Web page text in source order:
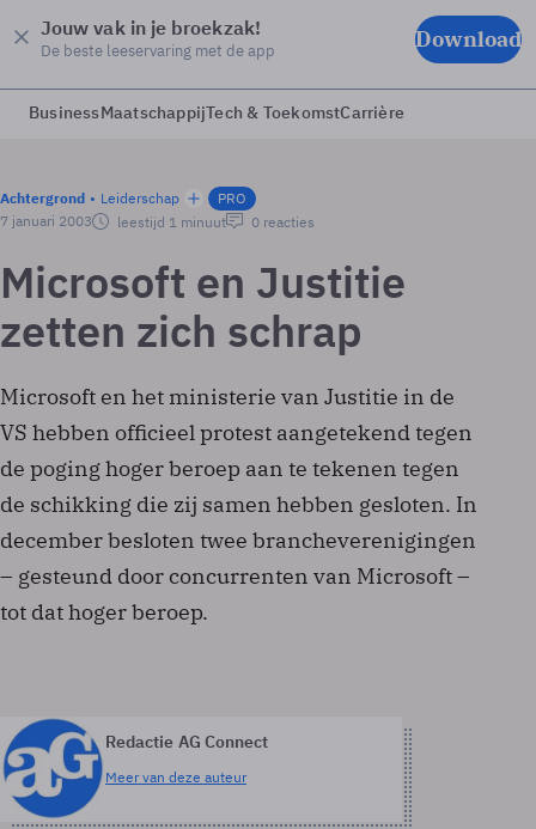
Jouw vak in je broekzak!
De beste leeservaring met de app Download
BusinessMaatschappijTech & ToekomstCarrière
Achtergrond Leiderschap
PRO
7 januari 2003
leestijd 1 minuut 0 reacties
Microsoft en Justitie
zetten zich schrap
Microsoft en het ministerie van Justitie in de
VS hebben officieel protest aangetekend tegen
de poging hoger beroep aan te tekenen tegen
de schikking die zij samen hebben gesloten. In
december besloten twee brancheverenigingen
– gesteund door concurrenten van Microsoft –
tot dat hoger beroep.
Redactie AG Connect
Meer van deze auteur